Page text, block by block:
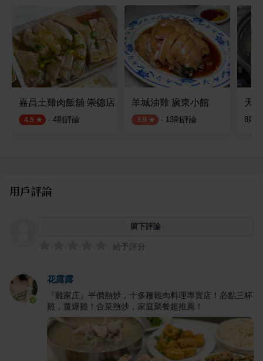
嘉昌土雞肉飯舖 崇德店
4.5 · 4則評論
羊城油雞 廣東小館
3.9 · 13則評論
天
8則
用戶評論
留下評論
給予評分
花露露
『雞家庄』平價熱炒，十多種雞肉料理專賣店！必點三杯
雞，薑爆雞！合菜熱炒，家庭聚餐超推薦！